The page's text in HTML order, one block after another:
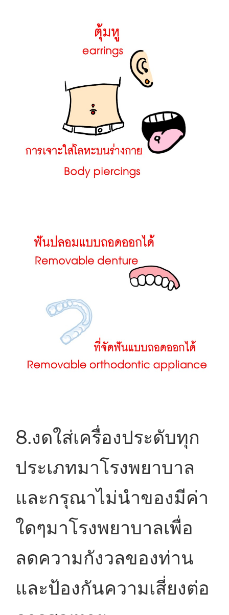
8.งดใส่เครื่องประดับทุก
ประเภทมาโรงพยาบาล
และกรุณาไม่นำของมีค่า
ใดๆมาโรงพยาบาลเพื่อ
ลดความกังวลของท่าน
และป้องกันความเสี่ยงต่อ